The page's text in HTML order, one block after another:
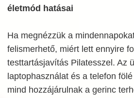
életmód hatásai
Ha megnézzük a
felismerhető, miért lett ennyire
testtartásjavítás Pilatesszel. Az
laptophasználat és a telefon
mind hozzájárulnak a gerinc